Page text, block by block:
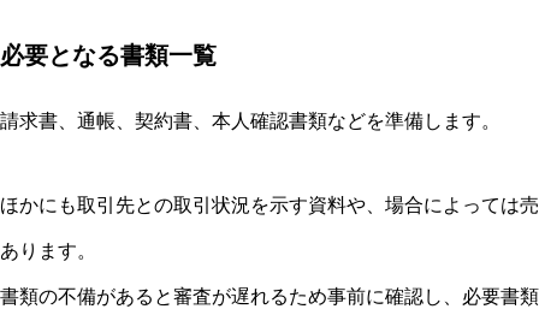
必要となる書類一覧
請求書、通帳、契約書、本人確認書類などを準備します。
ほかにも取引先との取引状況を示す資料や、場合によっては
あります。
書類の不備があると審査が遅れるため事前に確認し、必要書